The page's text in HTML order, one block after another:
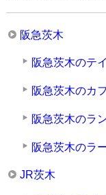
阪急茨木
阪急茨木のテ
阪急茨木のカ
阪急茨木のラ
阪急茨木のラ
JR茨木